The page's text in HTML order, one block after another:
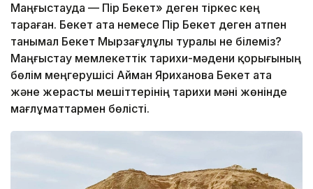
Маңғыстауда — Пір Бекет» деген тіркес кең
тараған. Бекет ата немесе Пір Бекет деген атпен
танымал Бекет Мырзағұлұлы туралы не білеміз?
Маңғыстау мемлекеттік тарихи-мәдени қорығының
бөлім меңгерушісі Айман Яриханова Бекет ата
және жерасты мешіттерінің тарихи мәні жөнінде
мағлұматтармен бөлісті.